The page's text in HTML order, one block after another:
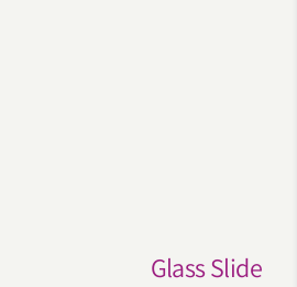
Glass Slide